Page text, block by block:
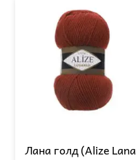
Лана голд (Alize Lana